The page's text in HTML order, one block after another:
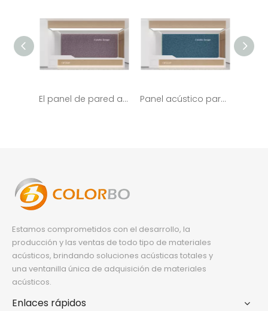
El panel de pared acústico del animal doméstico de la resistencia al fuego de CBT204F ASTM para el teatro Panel acústico para mascotas con pantalla de fieltro de absorción acústica para decoración de oficina CBT222F
Estamos comprometidos con el desarrollo, la
producción y las ventas de todo tipo de materiales
acústicos, brindando soluciones acústicas totales y
una ventanilla única de adquisición de materiales
acústicos.
Enlaces rápidos